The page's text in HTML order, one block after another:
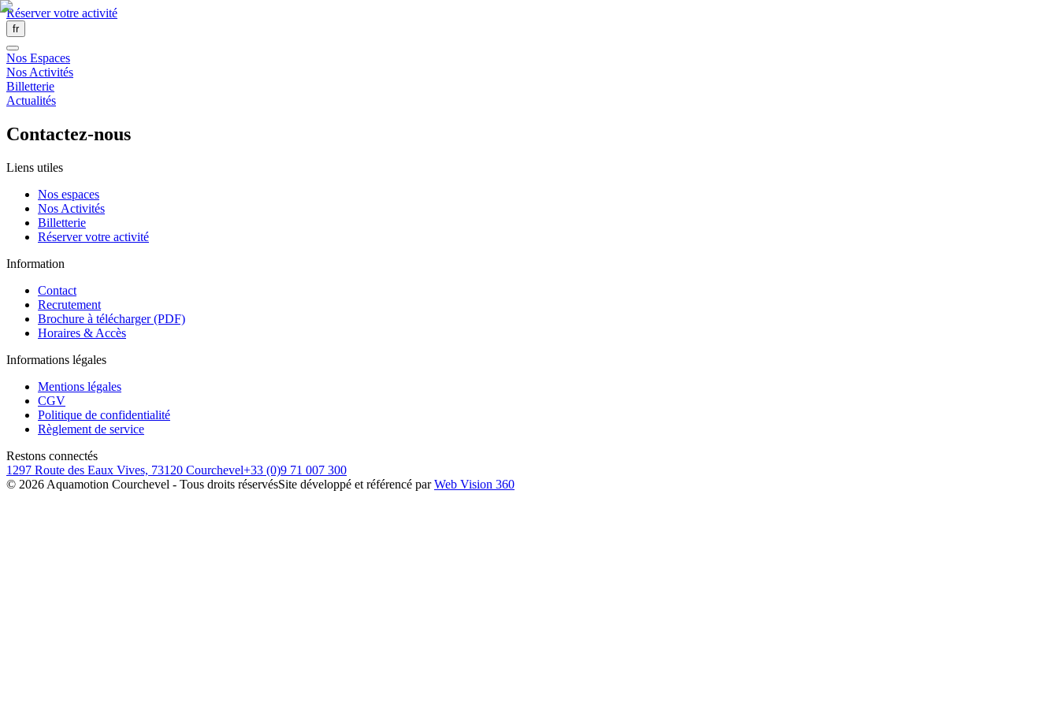
Réserver votre activité
fr
Nos Espaces
Nos Activités
Billetterie
Actualités
Contactez-nous
Liens utiles
Nos espaces
Nos Activités
Billetterie
Réserver votre activité
Information
Contact
Recrutement
Brochure à télécharger (PDF)
Horaires & Accès
Informations légales
Mentions légales
CGV
Politique de confidentialité
Règlement de service
Restons connectés
1297 Route des Eaux Vives, 73120 Courchevel+33 (0)9 71 007 300
© 2026 Aquamotion Courchevel - Tous droits réservésSite développé et référencé par Web Vision 360